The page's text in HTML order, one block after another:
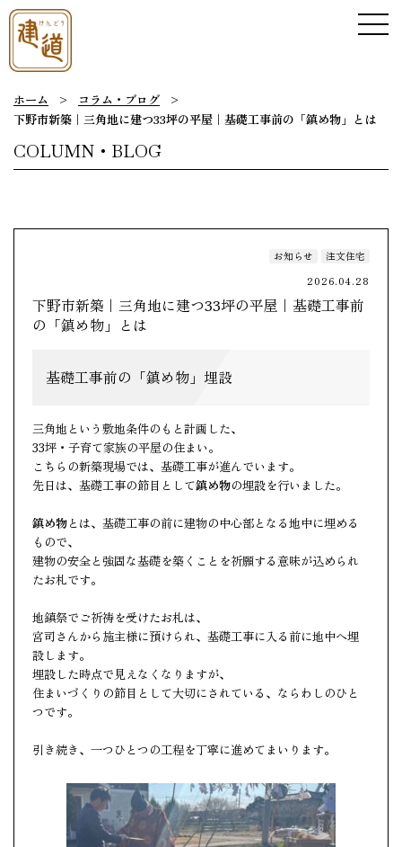
ホーム > コラム・ブログ
>
下野市新築｜三角地に建つ33坪の平屋｜基礎工事前の「鎮め物」とは
COLUMN・BLOG
お知らせ
注文住宅
2026.04.28
下野市新築｜三角地に建つ33坪の平屋｜基礎工事前
の「鎮め物」とは
基礎工事前の「鎮め物」埋設
三角地という敷地条件のもと計画した、
33坪・子育て家族の平屋の住まい。
こちらの新築現場では、基礎工事が進んでいます。
先日は、基礎工事の節目として鎮め物の埋設を行いました。
鎮め物とは、基礎工事の前に建物の中心部となる地中に埋める
もので、
建物の安全と強固な基礎を築くことを祈願する意味が込められ
たお札です。
地鎮祭でご祈祷を受けたお札は、
宮司さんから施主様に預けられ、基礎工事に入る前に地中へ埋
設します。
埋設した時点で見えなくなりますが、
住まいづくりの節目として大切にされている、ならわしのひと
つです。
引き続き、一つひとつの工程を丁寧に進めてまいります。